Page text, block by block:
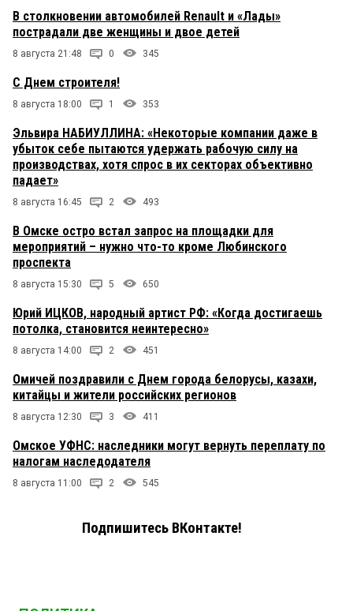
В столкновении автомобилей Renault и «Лады»
пострадали две женщины и двое детей
8 августа 21:48 0 345
С Днем строителя!
8 августа 18:00 1 353
Эльвира НАБИУЛЛИНА: «Некоторые компании даже в
убыток себе пытаются удержать рабочую силу на
производствах, хотя спрос в их секторах объективно
падает»
8 августа 16:45 2 493
В Омске остро встал запрос на площадки для
мероприятий – нужно что-то кроме Любинского
проспекта
8 августа 15:30 5 650
Юрий ИЦКОВ, народный артист РФ: «Когда достигаешь
потолка, становится неинтересно»
8 августа 14:00 2 451
Омичей поздравили с Днем города белорусы, казахи,
китайцы и жители российских регионов
8 августа 12:30 3 411
Омское УФНС: наследники могут вернуть переплату по
налогам наследодателя
8 августа 11:00 2 545
Подпишитесь ВКонтакте!